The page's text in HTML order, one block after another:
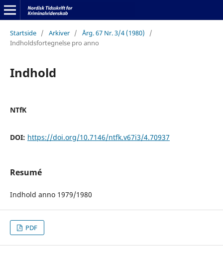
Startside / Arkiver / Årg. 67 Nr. 3/4 (1980)
/
Indholdsfortegnelse pro anno
Indhold
NTfK
DOI: https://doi.org/10.7146/ntfk.v67i3/4.70937
Resumé
Indhold anno 1979/1980
PDF